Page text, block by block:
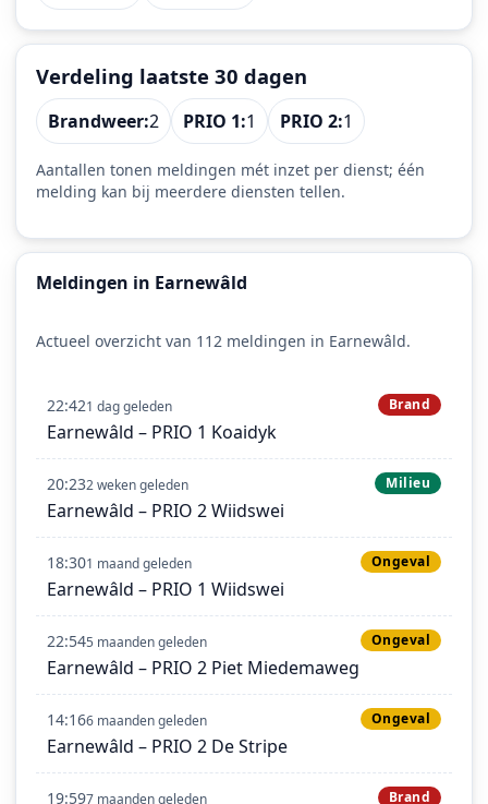
Verdeling laatste 30 dagen
Brandweer:2 PRIO 1:1 PRIO 2:1
Aantallen tonen meldingen mét inzet per dienst; één
melding kan bij meerdere diensten tellen.
Meldingen in Earnewâld
Actueel overzicht van 112 meldingen in Earnewâld.
22:421 dag geleden Brand
Earnewâld – PRIO 1 Koaidyk
20:232 weken geleden Milieu
Earnewâld – PRIO 2 Wiidswei
18:301 maand geleden Ongeval
Earnewâld – PRIO 1 Wiidswei
22:545 maanden geleden Ongeval
Earnewâld – PRIO 2 Piet Miedemaweg
14:166 maanden geleden Ongeval
Earnewâld – PRIO 2 De Stripe
19:597 maanden geleden Brand